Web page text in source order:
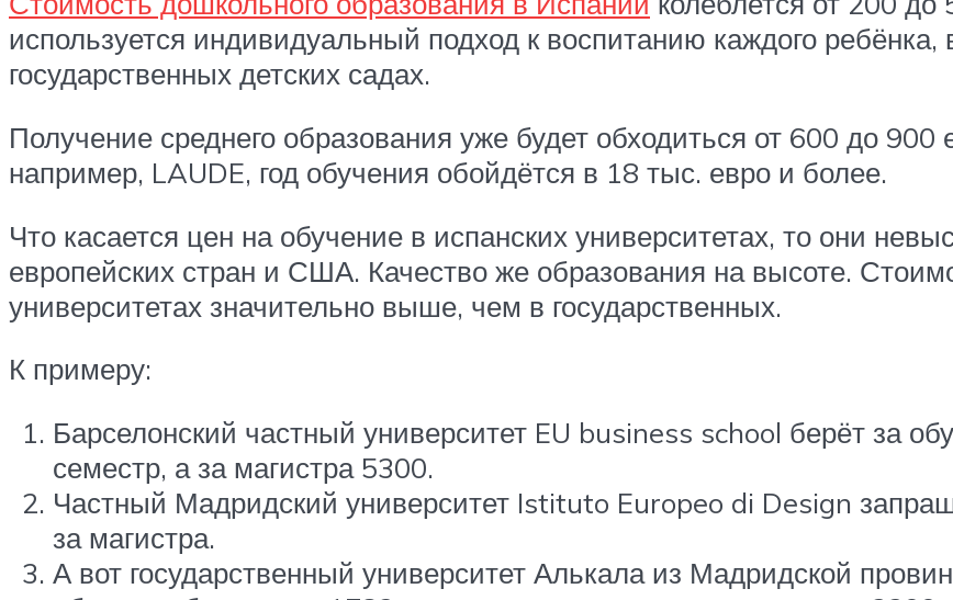
используется индивидуальный подход к воспитанию каждого ребёнка,
государственных детских садах.
Получение среднего образования уже будет обходиться от 600 до
например, LAUDE, год обучения обойдётся в 18 тыс. евро и более.
Что касается цен на обучение в испанских университетах, то они
европейских стран и США. Качество же образования на высоте.
университетах значительно выше, чем в государственных.
К примеру:
Барселонский частный университет EU business school берёт за
семестр, а за магистра 5300.
Частный Мадридский университет Istituto Europeo di Design
за магистра.
А вот государственный университет Алькала из Мадридской